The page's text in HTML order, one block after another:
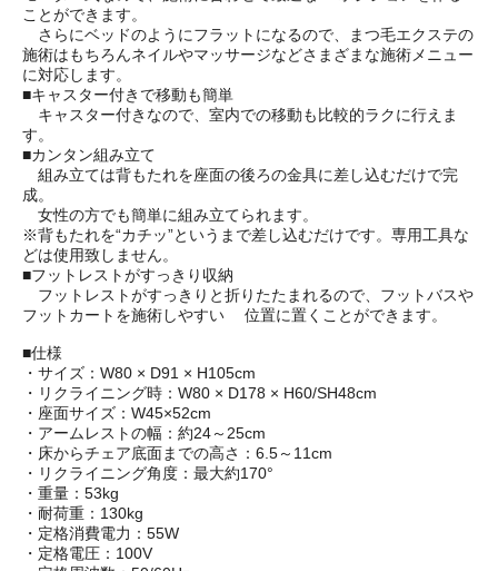
ことができます。
さらにベッドのようにフラットになるので、まつ毛エクステの
施術はもちろんネイルやマッサージなどさまざまな施術メニュー
に対応します。
■キャスター付きで移動も簡単
キャスター付きなので、室内での移動も比較的ラクに行えま
す。
■カンタン組み立て
組み立ては背もたれを座面の後ろの金具に差し込むだけで完
成。
女性の方でも簡単に組み立てられます。
※背もたれを“カチッ”というまで差し込むだけです。専用工具な
どは使用致しません。
■フットレストがすっきり収納
フットレストがすっきりと折りたたまれるので、フットバスや
フットカートを施術しやすい 位置に置くことができます。
■仕様
・サイズ：W80 × D91 × H105cm
・リクライニング時：W80 × D178 × H60/SH48cm
・座面サイズ：W45×52cm
・アームレストの幅：約24～25cm
・床からチェア底面までの高さ：6.5～11cm
・リクライニング角度：最大約170°
・重量：53kg
・耐荷重：130kg
・定格消費電力：55W
・定格電圧：100V